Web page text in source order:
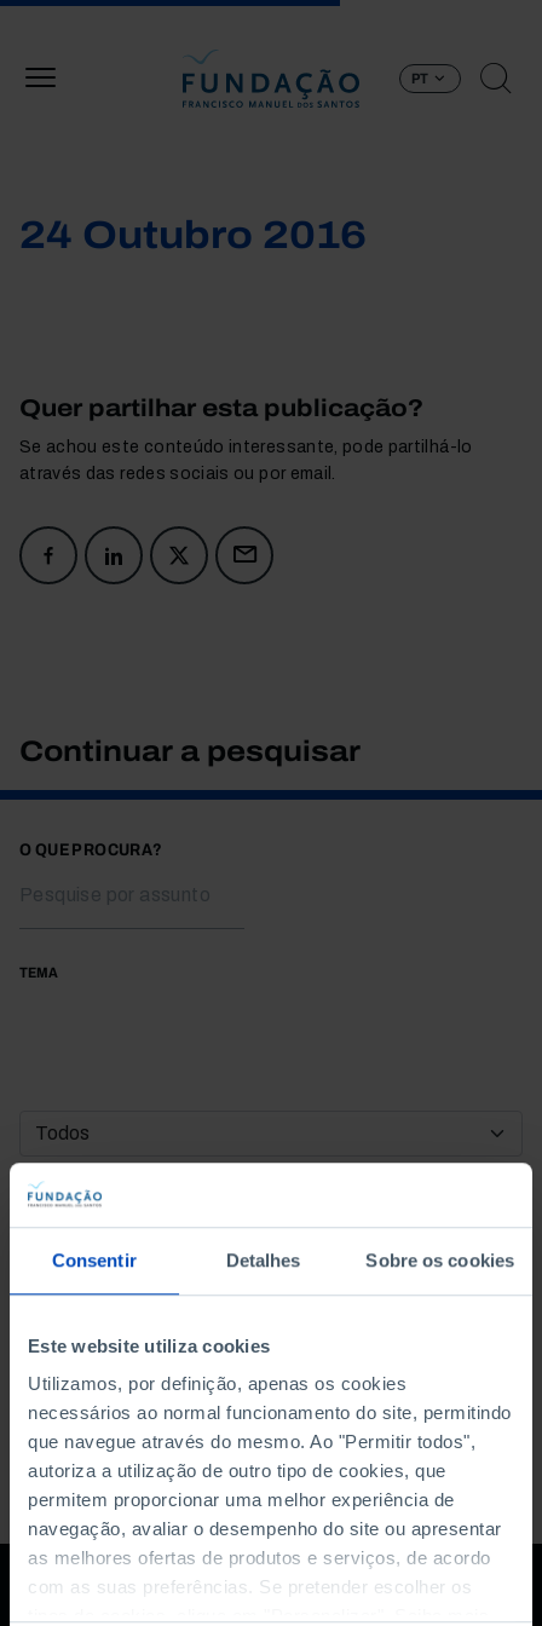
Consentir Detalhes Sobre os cookies
Este website utiliza cookies
Utilizamos, por definição, apenas os cookies
necessários ao normal funcionamento do site, permitindo
que navegue através do mesmo. Ao "Permitir todos",
autoriza a utilização de outro tipo de cookies, que
permitem proporcionar uma melhor experiência de
navegação, avaliar o desempenho do site ou apresentar
as melhores ofertas de produtos e serviços, de acordo
com as suas preferências. Se pretender escolher os
PT
24 Outubro 2016
Quer partilhar esta publicação?
Se achou este conteúdo interessante, pode partilhá-lo
através das redes sociais ou por email.
Continuar a pesquisar
O QUE PROCURA?
TEMA
DATA DE INÍCIO
DATA DE FIM